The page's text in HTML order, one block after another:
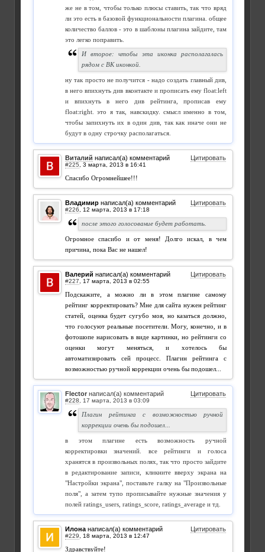
же не в том, чтобы только плюсы ставить, так что вряд
ли это есть в базовой функциональности плагина. общее
количество баллов - это в шаблоны плагина зайдите, там
это легко поправить.
И второе: чтобы эта иконка располагалась
рядом с ВК иконкой.
ну так просто не получится - надо создать главный див,
в него впихнуть див вконтакте и прописать ему float:left
и впихнуть в него див рейтинга, прописав ему
float:right. это я так, навскидку. смысл именно в том,
чтобы запихнуть их в один див, так как иначе они не
будут в одну строчку располагаться.
Виталий написал(а) комментарий Цитировать
#225
Спасибо Огромнейшее!!!
Владимир написал(а) комментарий Цитировать
#226
после этого голосование будет работать.
Огромное спасибо и от меня! Долго искал, в чем
причина, пока Вас не нашел!
Валерий написал(а) комментарий Цитировать
#227
Подскажите, а можно ли в этом плагине самому
рейтинг корректировать? Мне для сайта нужен рейтинг
статей, оценка будет сугубо моя, но казаться должно,
что голосуют реальные посетители. Могу, конечно, и в
фотошопе нарисовать в виде картинки, но рейтинги со
оценки могут меняться, и хотелось бы
автоматизировать сей процесс. Плагин рейтинга с
возможностью ручной коррекции очень бы подошел...
Flector написал(а) комментарий Цитировать
#228
Плагин рейтинга с возможностью ручной
коррекции очень бы подошел...
в этом плагине есть возможность ручной
корректировки значений. все рейтинги и голоса
хранятся в произвольных полях, так что просто зайдите
в редактирование записи, кликните вверху экрана на
"Настройки экрана", поставьте галку на "Произвольные
поля", а затем тупо прописывайте нужные значения у
полей ratings_users, ratings_score, ratings_average и тд.
Илона написал(а) комментарий Цитировать
#229
Здравствуйте!